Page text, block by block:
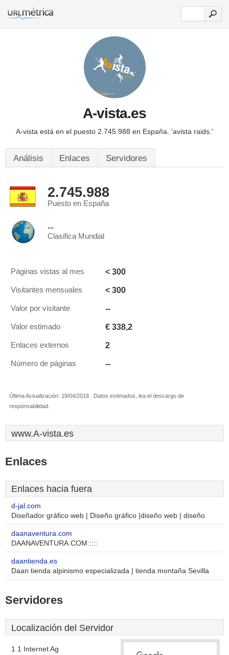
A-vista.es
A-vista está en el puesto 2.745.988 en España. 'avista raids.'
Análisis Enlaces Servidores
2.745.988
Puesto en España
--
Clasifica Mundial
Páginas vistas al mes < 300
Visitantes mensuales < 300
Valor por visitante --
Valor estimado € 338,2
Enlaces externos 2
Número de páginas --
Última Actualización: 19/04/2018 . Datos estimados, lea el descargo de
responsabilidad.
www.A-vista.es
Enlaces
Enlaces hacia fuera
d-jal.com
Diseñador gráfico web | Diseño gráfico |diseño web | diseño
daanaventura.com
DAANAVENTURA.COM:::::
daantienda.es
Daan tienda alpinismo especializada | tienda montaña Sevilla
Servidores
Localización del Servidor
1 1 Internet Ag